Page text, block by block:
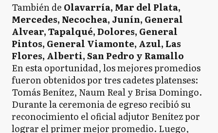
También de Olavarría, Mar del Plata,
Mercedes, Necochea, Junín, General
Alvear, Tapalqué, Dolores, General
Pintos, General Viamonte, Azul, Las
Flores, Alberti, San Pedro y Ramallo
En esta oportunidad, los mejores promedios
fueron obtenidos por tres cadetes platenses:
Tomás Benítez, Naum Real y Brisa Domingo.
Durante la ceremonia de egreso recibió su
reconocimiento el oficial adjutor Benítez por
lograr el primer mejor promedio. Luego,